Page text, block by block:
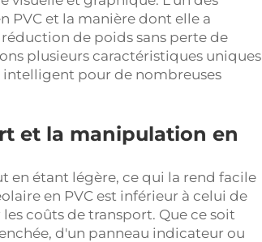
PVC et la manière dont elle a
de poids sans perte de
plusieurs caractéristiques uniques
intelligent pour de nombreuses
et la manipulation en
en étant légère, ce qui la rend facile
en PVC est inférieur à celui de
coûts de transport. Que ce soit
d'un panneau indicateur ou